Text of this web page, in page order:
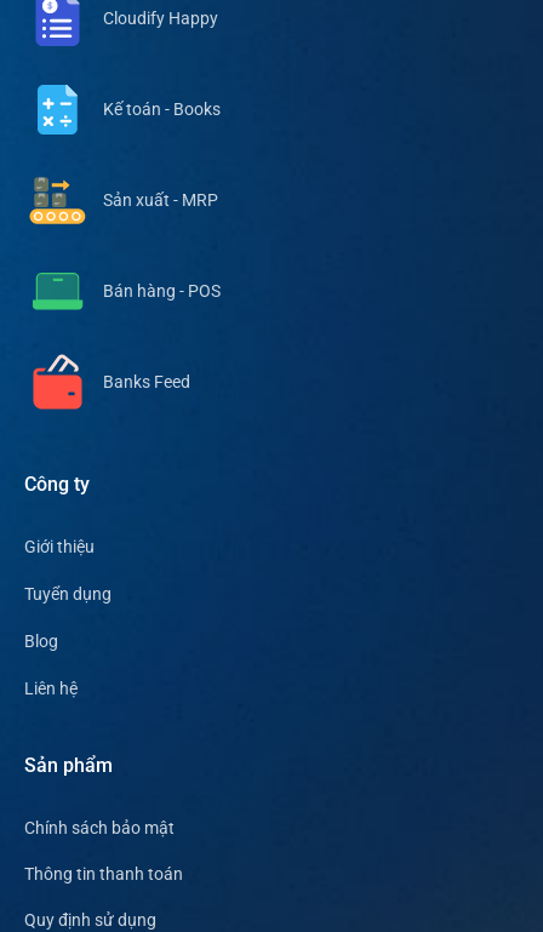
Cloudify Happy
Kế toán - Books
Sản xuất - MRP
Bán hàng - POS
Banks Feed
Công ty
Giới thiệu
Tuyển dụng
Blog
Liên hệ
Sản phẩm
Chính sách bảo mật
Thông tin thanh toán
Quy định sử dụng